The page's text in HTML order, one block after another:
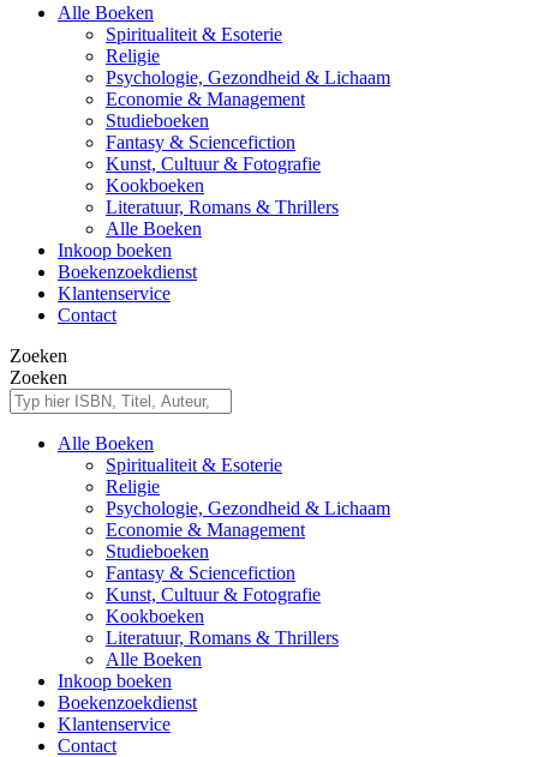
Alle Boeken
Spiritualiteit & Esoterie
Religie
Psychologie, Gezondheid & Lichaam
Economie & Management
Studieboeken
Fantasy & Sciencefiction
Kunst, Cultuur & Fotografie
Kookboeken
Literatuur, Romans & Thrillers
Alle Boeken
Inkoop boeken
Boekenzoekdienst
Klantenservice
Contact
Zoeken
Zoeken
Alle Boeken
Spiritualiteit & Esoterie
Religie
Psychologie, Gezondheid & Lichaam
Economie & Management
Studieboeken
Fantasy & Sciencefiction
Kunst, Cultuur & Fotografie
Kookboeken
Literatuur, Romans & Thrillers
Alle Boeken
Inkoop boeken
Boekenzoekdienst
Klantenservice
Contact